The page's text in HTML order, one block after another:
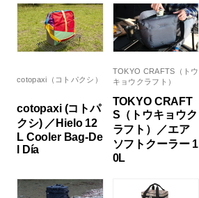
cotopaxi（コトパクシ）
cotopaxi (コトパ
クシ) ／Hielo 12
L Cooler Bag-De
l Día
TOKYO CRAFTS（トウ
キョウクラフト）
TOKYO CRAFT
S（トウキョウク
ラフト）／エア
ソフトクーラー 1
0L